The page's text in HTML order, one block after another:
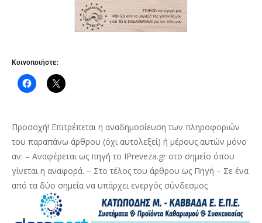
Κοινοποιήστε:
Προσοχή! Επιτρέπεται η αναδημοσίευση των πληροφοριών
του παραπάνω άρθρου (όχι αυτολεξεί) ή μέρους αυτών μόνο
αν: – Αναφέρεται ως πηγή το IPreveza.gr στο σημείο όπου
γίνεται η αναφορά. – Στο τέλος του άρθρου ως Πηγή – Σε ένα
από τα δύο σημεία να υπάρχει ενεργός σύνδεσμος